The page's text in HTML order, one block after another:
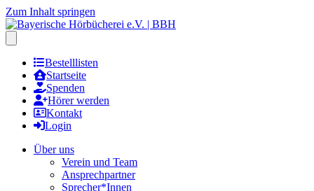
Zum Inhalt springen
Bestelllisten
Startseite
Spenden
Hörer werden
Kontakt
Login
Über uns
Verein und Team
Ansprechpartner
Sprecher*Innen